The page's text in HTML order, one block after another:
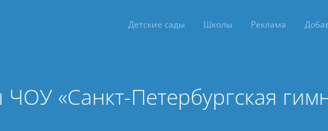
Детские сады Школы Реклама
«Санкт-Петербургская